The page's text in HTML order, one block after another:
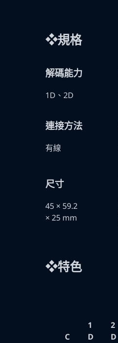
❖規格
解碼能力
1D、2D
連接方法
有線
尺寸
45 × 59.2
× 25 mm
❖特色
C
1
D
2
D